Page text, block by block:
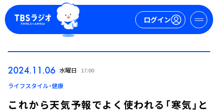
ログイン
ログイン
2024.11.06 水曜日 17:00
ライフスタイル・健康
これから天気予報でよく使われる「寒気」と